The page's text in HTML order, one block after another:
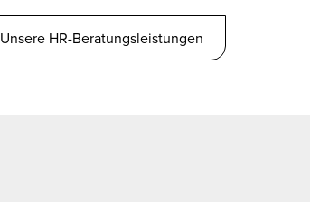
Unsere HR-Beratungsleistungen